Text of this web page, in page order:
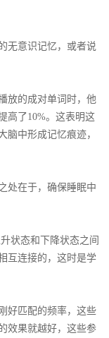
无意识记忆，或者说
放的成对单词时，他
高了10%。这表明这
脑中形成记忆痕迹，
处在于，确保睡眠中
状态和下降状态之间
互连接的，这时是学
好匹配的频率，这些
效果就越好，这些参